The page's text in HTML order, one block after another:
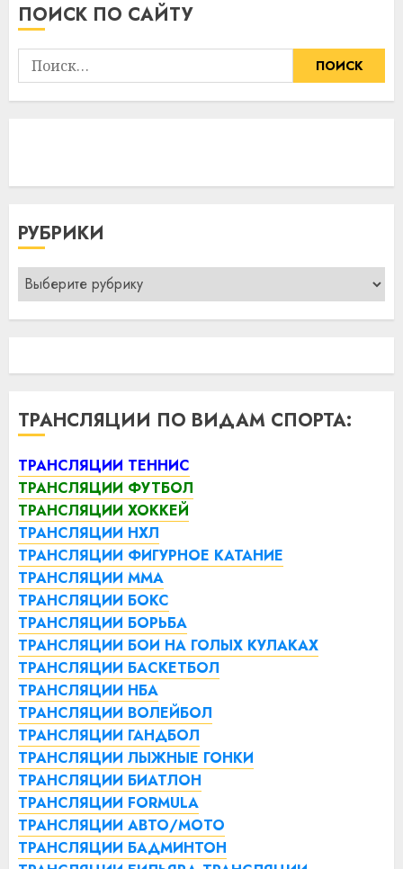
ПОИСК ПО САЙТУ
Найти:
РУБРИКИ
Рубрики
ТРАНСЛЯЦИИ ПО ВИДАМ СПОРТА:
ТРАНСЛЯЦИИ ТЕННИС
ТРАНСЛЯЦИИ ФУТБОЛ
ТРАНСЛЯЦИИ ХОККЕЙ
ТРАНСЛЯЦИИ НХЛ
ТРАНСЛЯЦИИ ФИГУРНОЕ КАТАНИЕ
ТРАНСЛЯЦИИ ММА
ТРАНСЛЯЦИИ БОКС
ТРАНСЛЯЦИИ БОРЬБА
ТРАНСЛЯЦИИ БОИ НА ГОЛЫХ КУЛАКАХ
ТРАНСЛЯЦИИ БАСКЕТБОЛ
ТРАНСЛЯЦИИ НБА
ТРАНСЛЯЦИИ ВОЛЕЙБОЛ
ТРАНСЛЯЦИИ ГАНДБОЛ
ТРАНСЛЯЦИИ ЛЫЖНЫЕ ГОНКИ
ТРАНСЛЯЦИИ БИАТЛОН
ТРАНСЛЯЦИИ FORMULA
ТРАНСЛЯЦИИ АВТО/МОТО
ТРАНСЛЯЦИИ БАДМИНТОН